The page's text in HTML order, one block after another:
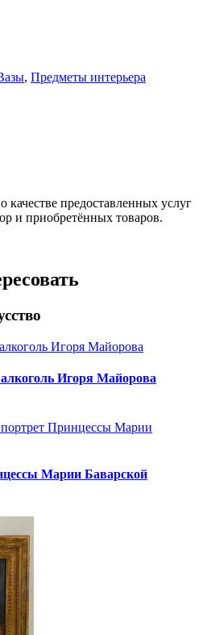
, Предметы интерьера
качестве предоставленных услуг
и приобретённых товаров.
Игоря Майорова
Марии Баварской